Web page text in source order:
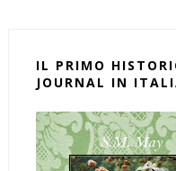
IL PRIMO
JOURNAL IN